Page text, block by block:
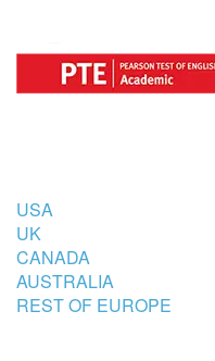
USA
UK
CANADA
AUSTRALIA
REST OF EUROPE